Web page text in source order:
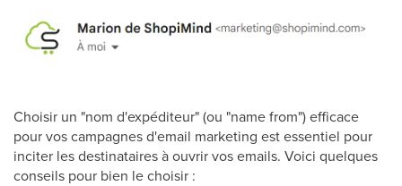
Choisir un "nom d'expéditeur" (ou "name from") efficace
pour vos campagnes d'email marketing est essentiel pour
inciter les destinataires à ouvrir vos emails. Voici quelques
conseils pour bien le choisir :